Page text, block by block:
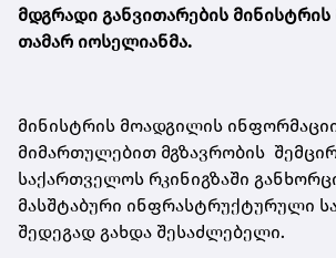
მდგრადი განვითარების
თამარ იოსელიანმა.
მინისტრის მოადგილის
მიმართულებით მგზავრობის
საქართველოს რკინიგზაში
მასშტაბური ინფრასტრუქტურული
შედეგად გახდა შესაძლებელი.